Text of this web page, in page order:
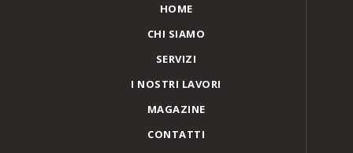
HOME
CHI SIAMO
SERVIZI
I NOSTRI LAVORI
MAGAZINE
CONTATTI